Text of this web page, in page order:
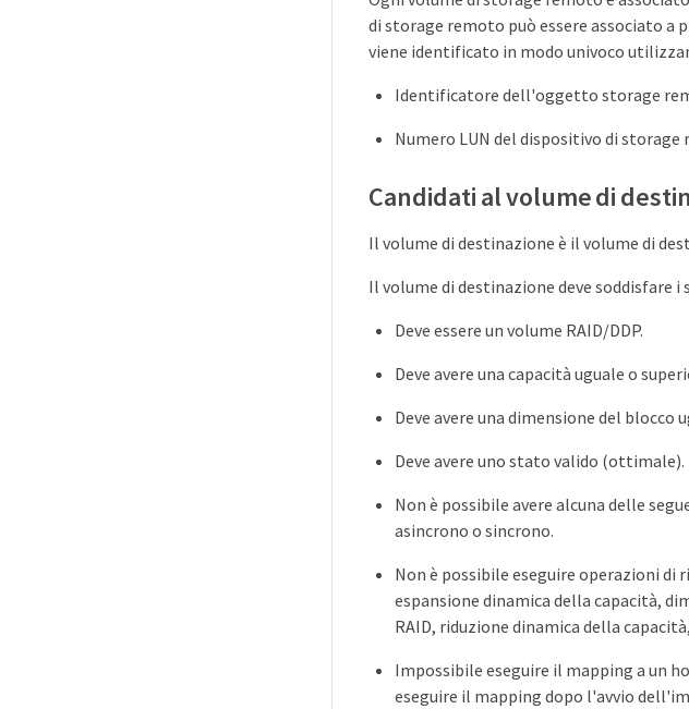
di storage remoto può essere associato
viene identificato in modo univoco
Identificatore dell'oggetto storage
Numero LUN del dispositivo di storage
Candidati al volume di
Il volume di destinazione è il volume di
Il volume di destinazione deve soddisfare i
Deve essere un volume RAID/DDP.
Deve avere una capacità uguale o
Deve avere una dimensione del
Deve avere uno stato valido (ottimale).
Non è possibile avere alcuna delle
asincrono o sincrono.
Non è possibile eseguire operazioni di
espansione dinamica della capacità,
RAID, riduzione dinamica della
Impossibile eseguire il mapping a un
eseguire il mapping dopo l'avvio